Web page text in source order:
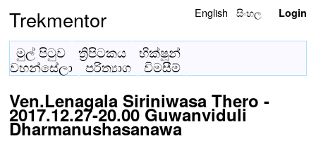
Trekmentor English සිංහල Login
මුල් පිටුව ත්‍රිපිටකය
භික්ෂූන්
වහන්සේලා
පරිත්‍යාග විමසීම්
Ven.Lenagala Siriniwasa Thero -
2017.12.27-20.00 Guwanviduli
Dharmanushasanawa